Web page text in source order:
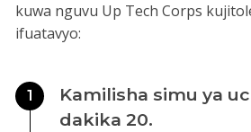
kuwa nguvu Up Tech Corps
ifuatavyo:
1
Kamilisha simu ya
dakika 20.